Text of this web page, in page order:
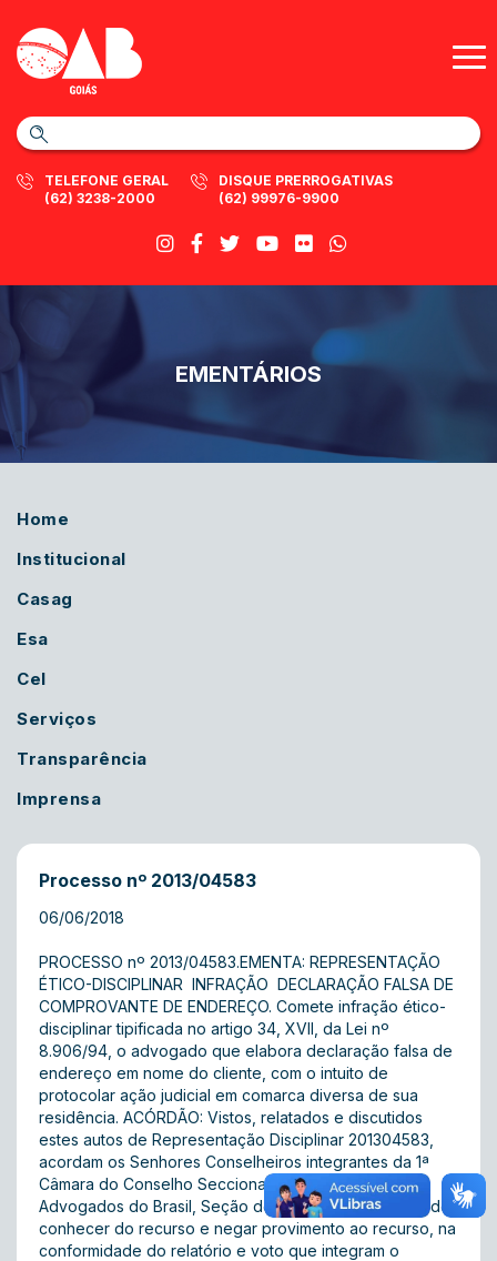
TELEFONE GERAL
(62) 3238-2000
DISQUE PRERROGATIVAS
(62) 99976-9900
EMENTÁRIOS
Home
Institucional
Casag
Esa
Cel
Serviços
Transparência
Imprensa
Processo nº 2013/04583
06/06/2018
PROCESSO nº 2013/04583.EMENTA: REPRESENTAÇÃO
ÉTICO-DISCIPLINAR  INFRAÇÃO  DECLARAÇÃO FALSA DE
COMPROVANTE DE ENDEREÇO. Comete infração ético-
disciplinar tipificada no artigo 34, XVII, da Lei nº
8.906/94, o advogado que elabora declaração falsa de
endereço em nome do cliente, com o intuito de
protocolar ação judicial em comarca diversa de sua
residência. ACÓRDÃO: Vistos, relatados e discutidos
estes autos de Representação Disciplinar 201304583,
acordam os Senhores Conselheiros integrantes da 1ª
Câmara do Conselho Seccional da Ordem dos
Advogados do Brasil, Seção de Goiás, por unanimidade,
conhecer do recurso e negar provimento ao recurso, na
conformidade do relatório e voto que integram o